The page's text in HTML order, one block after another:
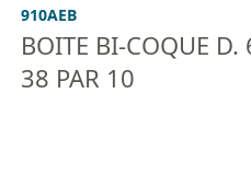
910AEB
BOITE BI-COQUE D.
38 PAR 10